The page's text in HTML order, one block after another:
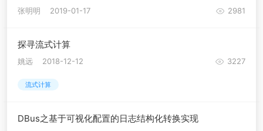
张明明 2019-01-17 2981
探寻流式计算
姚远 2018-12-12 3227
流式计算
DBus之基于可视化配置的日志结构化转换实现